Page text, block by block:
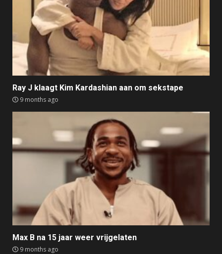
Ray J klaagt Kim Kardashian aan om sekstape
9 months ago
Max B na 15 jaar weer vrijgelaten
9 months ago